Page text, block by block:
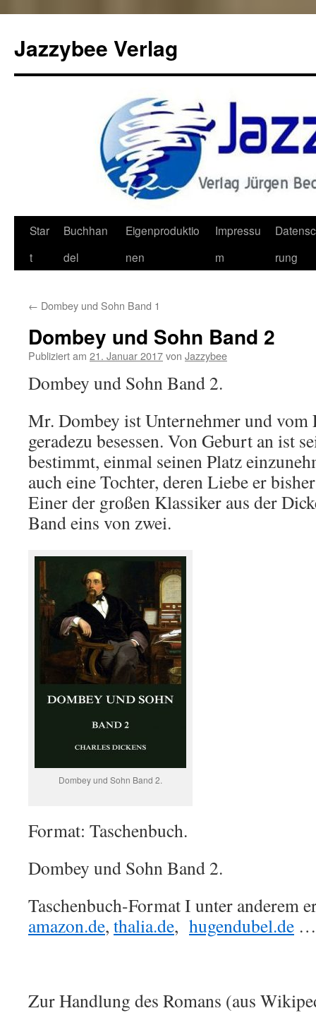
Jazzybee Verlag
Zum
Inhalt
Star
t
Buchhan
del
Eigenproduktio
nen
Impressu
m
rung
← Dombey und Sohn Band 1
Dombey und Sohn Band 2
Publiziert am 21. Januar 2017von Jazzybee
Dombey und Sohn Band 2.
Mr. Dombey ist Unternehmer und
geradezu besessen. Von Geburt an ist
bestimmt, einmal seinen Platz
auch eine Tochter, deren Liebe er
Einer der großen Klassiker aus der
Band eins von zwei.
Dombey und Sohn Band 2.
Format: Taschenbuch.
Dombey und Sohn Band 2.
Taschenbuch-Format I unter anderem
amazon.de, thalia.de, hugendubel.de …
Zur Handlung des Romans (aus